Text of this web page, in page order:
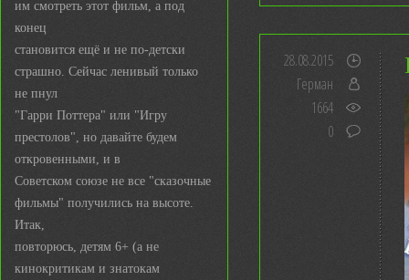
им смотреть этот фильм, а под
конец
становится ещё и не по-детски
страшно. Сейчас ленивый только
не пнул
"Гарри Поттера" или "Игру
престолов", но давайте будем
откровенными, и в
Советском союзе не все "сказочные
фильмы" получились на высоте.
Итак,
повторюсь, детям 6+ (а не
кинокритикам и знатокам
28.08.2015
Герман
1664
0